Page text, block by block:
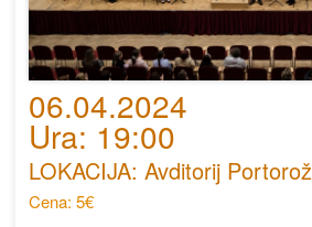
06.04.2024
Ura: 19:00
LOKACIJA: Avditorij Portorož
Cena: 5€